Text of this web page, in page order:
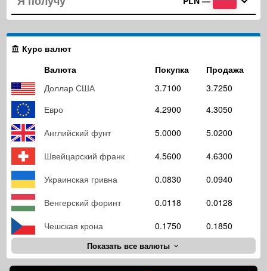
Курс валют
Валюта
Покупка
Продажа
Доллар США
3.7100
3.7250
Евро
4.2900
4.3050
Английский фунт
5.0000
5.0200
Швейцарский франк
4.5600
4.6300
Украинская гривна
0.0830
0.0940
Венгерский форинт
0.0118
0.0128
Чешская крона
0.1750 0.1850
Показать все валюты